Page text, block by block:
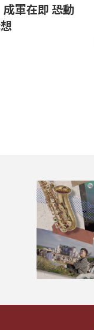
軍在即 恐動